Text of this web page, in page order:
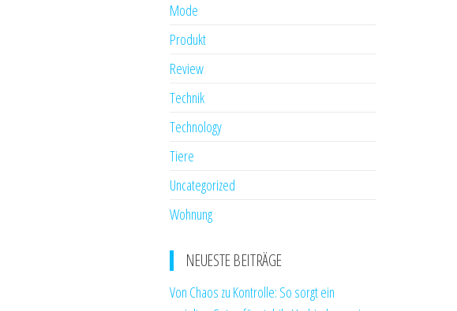
Mode
Produkt
Review
Technik
Technology
Tiere
Uncategorized
Wohnung
NEUESTE BEITRÄGE
Von Chaos zu Kontrolle: So sorgt ein